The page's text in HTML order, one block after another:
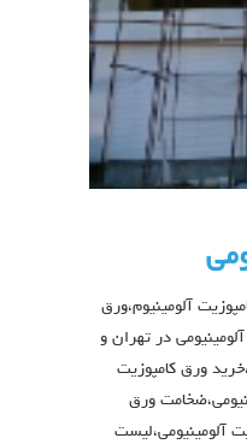
آلومینیوم،ورق
در تهران و
ورق کامپوزیت
ورق
آلومینیومی،لیست